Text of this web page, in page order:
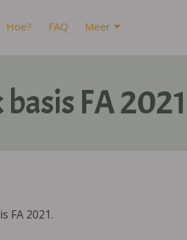
Hoe? FAQ Meer
FA 2021
FA 2021.